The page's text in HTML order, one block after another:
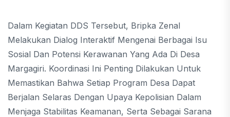
Dalam Kegiatan DDS Tersebut, Bripka Zenal
Melakukan Dialog Interaktif Mengenai Berbagai Isu
Sosial Dan Potensi Kerawanan Yang Ada Di Desa
Margagiri. Koordinasi Ini Penting Dilakukan Untuk
Memastikan Bahwa Setiap Program Desa Dapat
Berjalan Selaras Dengan Upaya Kepolisian Dalam
Menjaga Stabilitas Keamanan, Serta Sebagai Sarana